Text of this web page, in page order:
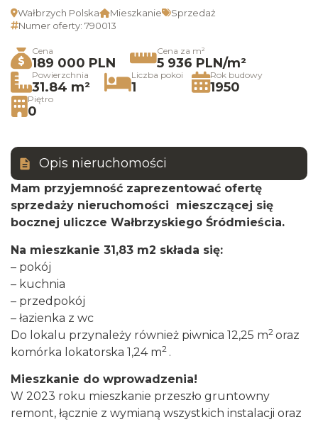
Wałbrzych Polska Mieszkanie
Sprzedaż
Numer oferty: 790013
Cena
189 000 PLN
Cena za m²
5 936 PLN/m²
Powierzchnia
31.84 m²
Liczba pokoi
1
Rok budowy
1950
Piętro
0
Opis nieruchomości
Mam przyjemność zaprezentować ofertę
sprzedaży nieruchomości mieszczącej się
bocznej uliczce Wałbrzyskiego Śródmieścia.
Na mieszkanie 31,83 m2 składa się:
– pokój
– kuchnia
– przedpokój
– łazienka z wc
Do lokalu przynależy również piwnica 12,25 m2 oraz
komórka lokatorska 1,24 m2 .
Mieszkanie do wprowadzenia!
W 2023 roku mieszkanie przeszło gruntowny
remont, łącznie z wymianą wszystkich instalacji oraz